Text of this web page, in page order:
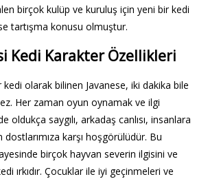
birçok kulüp ve kuruluş için yeni bir kedi
tartışma konusu olmuştur.
Kedi Karakter Özellikleri
olarak bilinen Javanese, iki dakika bile
Her zaman oyun oynamak ve ilgi
oldukça saygılı, arkadaş canlısı, insanlara
karşı hoşgörülüdür. Bu
birçok hayvan severin ilgisini ve
ırkıdır. Çocuklar ile iyi geçinmeleri ve